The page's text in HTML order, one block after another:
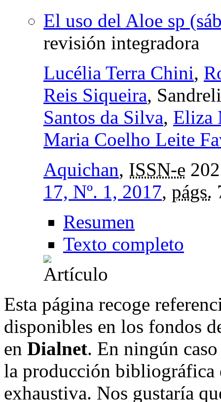
El uso del Aloe sp
revisión integradora
Lucélia Terra Chini,
Reis Siqueira,
Santos da Silva, Eliza
Maria Coelho Leite
Aquichan, ISSN-e
17, Nº. 1, 2017, págs.
Resumen
Texto completo
Esta página recoge
disponibles en los fondos
en Dialnet. En ningún
la producción bibliográfica
exhaustiva. Nos gustaría